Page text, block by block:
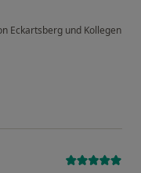
Eckartsberg und Kollegen